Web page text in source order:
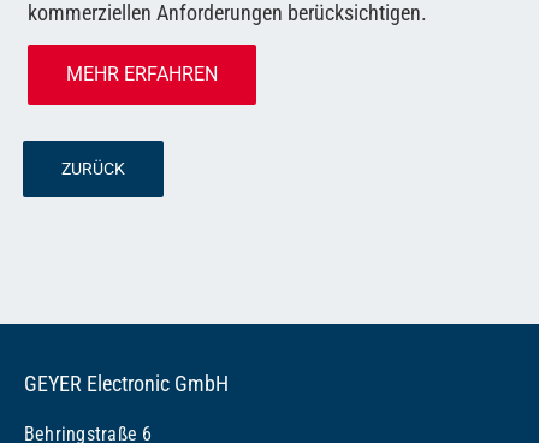
kommerziellen Anforderungen berücksichtigen.
MEHR ERFAHREN
ZURÜCK
GEYER Electronic GmbH
Behringstraße 6